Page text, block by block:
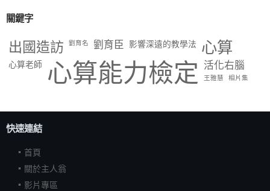
關鍵字
出國造訪 劉育名 劉育臣 影響深遠的教學法 心算
心算老師 心算能力檢定 活化右腦
王雅慧 相片集
快速連結
首頁
關於主人翁
影片專區